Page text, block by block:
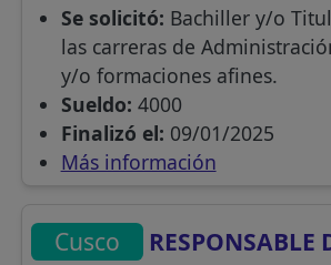
Se solicitó: Bachiller y/o
las carreras de
y/o formaciones afines.
Sueldo: 4000
Finalizó el: 09/01/2025
Más información
Cusco
RESPONSABLE